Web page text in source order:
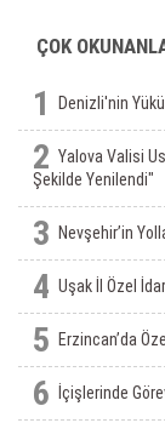
ÇOK
1 Denizli'nin
2 Yalova Valisi
Şekilde Yenilendi"
3 Nevşehir’in
4 Uşak İl Özel
5 Erzincan’da
6 İçişlerinde